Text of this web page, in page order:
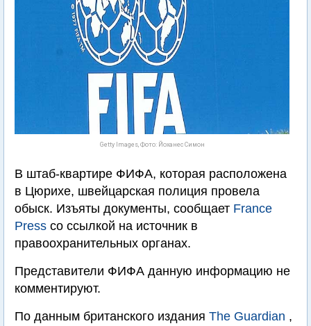
Getty Images, Фото: Йоханес Симон
В штаб-квартире ФИФА, которая расположена
в Цюрихе, швейцарская полиция провела
обыск. Изъяты документы, сообщает France
Press со ссылкой на источник в
правоохранительных органах.
Представители ФИФА данную информацию не
комментируют.
По данным британского издания The Guardian ,